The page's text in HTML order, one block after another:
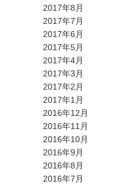
2017年8月
2017年7月
2017年6月
2017年5月
2017年4月
2017年3月
2017年2月
2017年1月
2016年12月
2016年11月
2016年10月
2016年9月
2016年8月
2016年7月